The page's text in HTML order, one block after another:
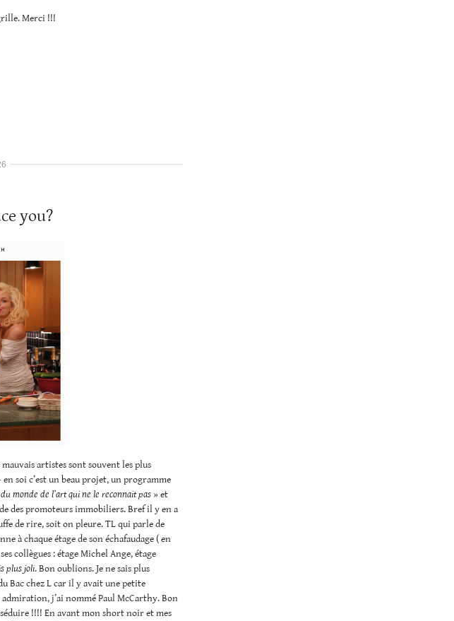
Merci !!!
you?
artistes sont souvent les plus
en soi c’est un beau projet, un programme
monde de l’art qui ne le reconnait pas » et
des promoteurs immobiliers. Bref il y en a
de rire, soit on pleure. TL qui parle de
à chaque étage de son échafaudage ( en
collègues : étage Michel Ange, étage
plus joli. Bon oublions. Je ne sais plus
Bac chez L car il y avait une petite
j’ai nommé Paul McCarthy. Bon
!!!! En avant mon short noir et mes